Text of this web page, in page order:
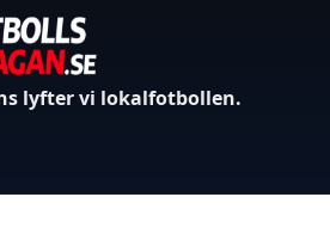
lyfter vi lokalfotbollen.